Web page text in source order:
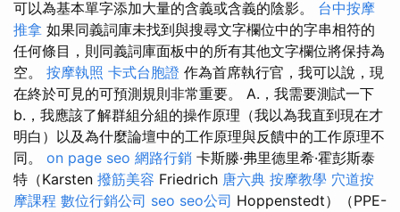
可以為基本單字添加大量的含義或含義的陰影。 台中按摩
推拿 如果同義詞庫未找到與搜尋文字欄位中的字串相符的
任何條目，則同義詞庫面板中的所有其他文字欄位將保持為
空。 按摩執照 卡式台胞證 作為首席執行官，我可以說，現
在終於可見的可預測規則非常重要。 A.，我需要測試一下
b.，我應該了解群組分組的操作原理（我以為我直到現在才
明白）以及為什麼論壇中的工作原理與反饋中的工作原理不
同。 on page seo 網路行銷 卡斯滕·弗里德里希·霍彭斯泰
特（Karsten 撥筋美容 Friedrich 唐六典 按摩教學 穴道按
摩課程 數位行銷公司 seo seo公司 Hoppenstedt）（PPE-